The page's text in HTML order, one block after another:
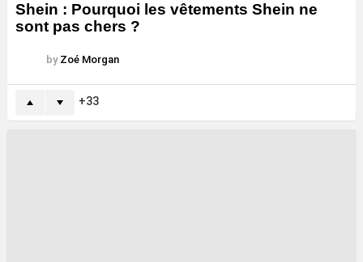
Shein : Pourquoi les vêtements Shein ne
sont pas chers ?
by Zoé Morgan
33